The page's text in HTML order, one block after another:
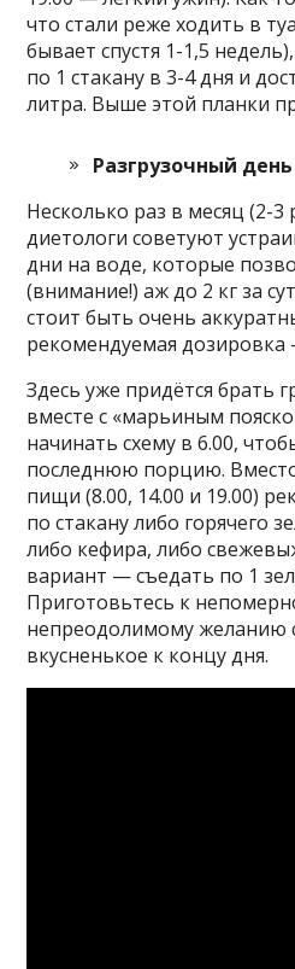
что стали реже ходить в
бывает спустя 1-1,5
по 1 стакану в 3-4 дня и
литра. Выше этой планки
Разгрузочный день
Несколько раз в месяц (2-3
диетологи советуют
дни на воде, которые
(внимание!) аж до 2 кг за
стоит быть очень
рекомендуемая дозировка
Здесь уже придётся брать
вместе с «марьиным
начинать схему в 6.00,
последнюю порцию.
пищи (8.00, 14.00 и 19.00)
по стакану либо горячего
либо кефира, либо
вариант — съедать по 1
Приготовьтесь к
непреодолимому желанию
вкусненькое к концу дня.